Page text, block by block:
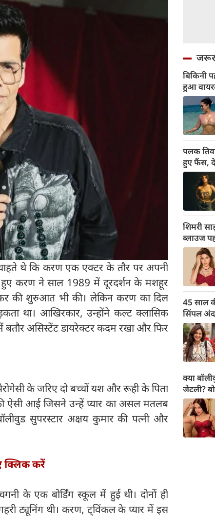
थे कि करण एक एक्टर के तौर पर अपनी
हुए करण ने साल 1989 में दूरदर्शन के मशहूर
की शुरुआत भी की। लेकिन करण का दिल
था। आखिरकार, उन्होंने कल्ट क्लासिक
बतौर असिस्टेंट डायरेक्टर कदम रखा और फिर
के जरिए दो बच्चों यश और रूही के पिता
आई जिसने उन्हें प्यार का असल मतलब
सुपरस्टार अक्षय कुमार की पत्नी और
क्लिक करें
के एक बोर्डिंग स्कूल में हुई थी। दोनों ही
ट्यूनिंग थी। करण, ट्विंकल के प्यार में इस
बिकिनी
हुआ
पलक
हुए फैंस,
शिमरी
ब्लाउज
45 साल
सिंपल
क्या
जेटली?